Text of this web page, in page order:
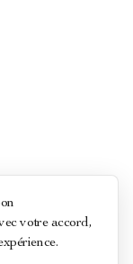
votre accord,